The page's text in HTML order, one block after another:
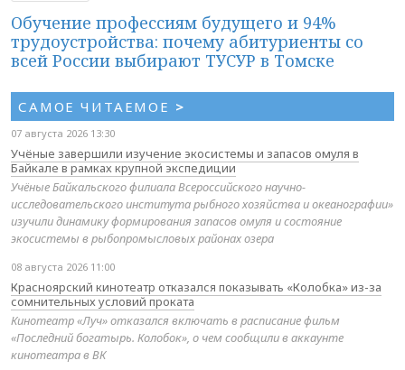
Обучение профессиям будущего и 94%
трудоустройства: почему абитуриенты со
всей России выбирают ТУСУР в Томске
САМОЕ ЧИТАЕМОЕ >
07 августа 2026 13:30
Учёные завершили изучение экосистемы и запасов омуля в
Байкале в рамках крупной экспедиции
Учёные Байкальского филиала Всероссийского научно-
исследовательского института рыбного хозяйства и океанографии»
изучили динамику формирования запасов омуля и состояние
экосистемы в рыбопромысловых районах озера
08 августа 2026 11:00
Красноярский кинотеатр отказался показывать «Колобка» из-за
сомнительных условий проката
Кинотеатр «Луч» отказался включать в расписание фильм
«Последний богатырь. Колобок», о чем сообщили в аккаунте
кинотеатра в ВК